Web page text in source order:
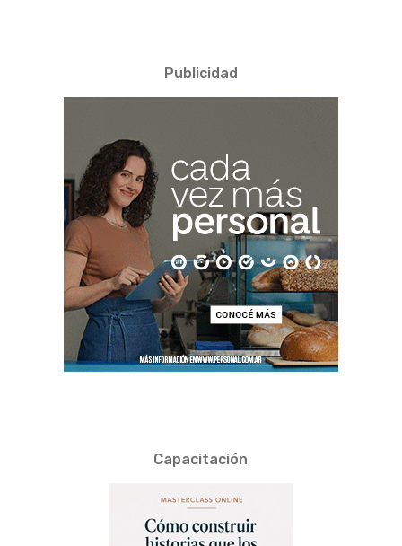
Publicidad
Capacitación